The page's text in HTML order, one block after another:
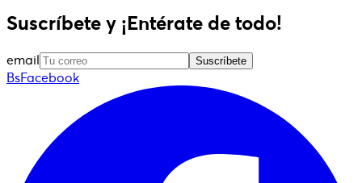
Suscríbete y ¡Entérate de todo!
email Suscríbete
BsFacebook